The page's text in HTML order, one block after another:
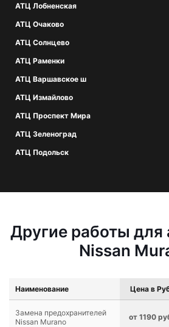
АТЦ Лобненская
АТЦ Очаково
АТЦ Солнцево
АТЦ Раменки
АТЦ Варшавское ш
АТЦ Измайлово
АТЦ Проспект Мира
АТЦ Зеленоград
АТЦ Подольск
Другие работы для
Nissan
Наименование Цена в
Замена предохранителей
Nissan Murano
от 1190